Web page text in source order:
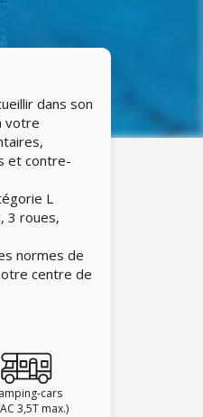
dans son
votre
et contre-
L
3 roues,
normes de
centre de
cars
3,5T max.)